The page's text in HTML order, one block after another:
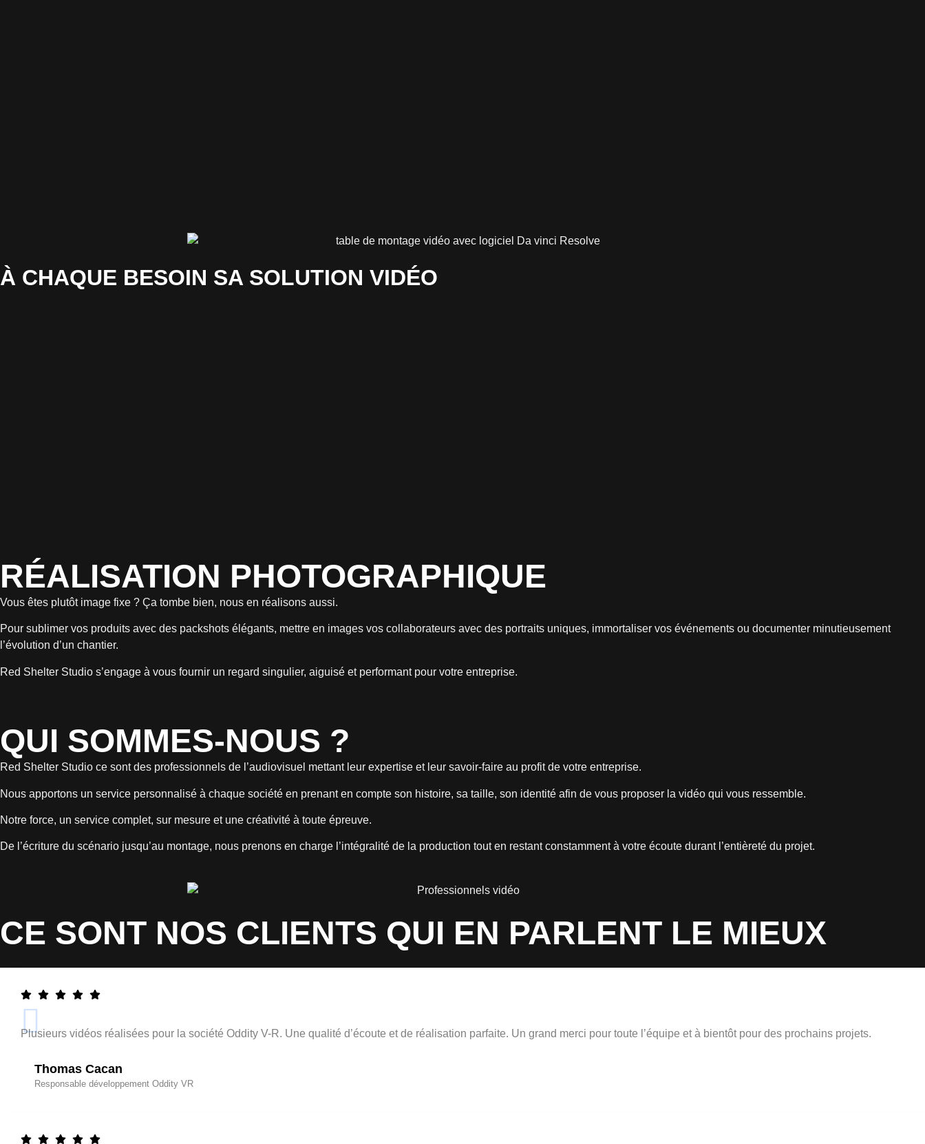
À CHAQUE BESOIN SA SOLUTION VIDÉO
RÉALISATION PHOTOGRAPHIQUE
Vous êtes plutôt image fixe ? Ça tombe bien, nous en réalisons aussi.
Pour sublimer vos produits avec des packshots élégants, mettre en images vos collaborateurs avec des portraits uniques, immortaliser vos événements ou documenter minutieusement
l’évolution d’un chantier.
Red Shelter Studio s’engage à vous fournir un regard singulier, aiguisé et performant pour votre entreprise.
QUI SOMMES-NOUS ?
Red Shelter Studio ce sont des professionnels de l’audiovisuel mettant leur expertise et leur savoir-faire au profit de votre entreprise.
Nous apportons un service personnalisé à chaque société en prenant en compte son histoire, sa taille, son identité afin de vous proposer la vidéo qui vous ressemble.
Notre force, un service complet, sur mesure et une créativité à toute épreuve.
De l’écriture du scénario jusqu’au montage, nous prenons en charge l’intégralité de la production tout en restant constamment à votre écoute durant l’entièreté du projet.
CE SONT NOS CLIENTS QUI EN PARLENT LE MIEUX
Plusieurs vidéos réalisées pour la société Oddity V-R. Une qualité d’écoute et de réalisation parfaite. Un grand merci pour toute l’équipe et à bientôt pour des prochains projets.
Thomas Cacan
Responsable développement Oddity VR